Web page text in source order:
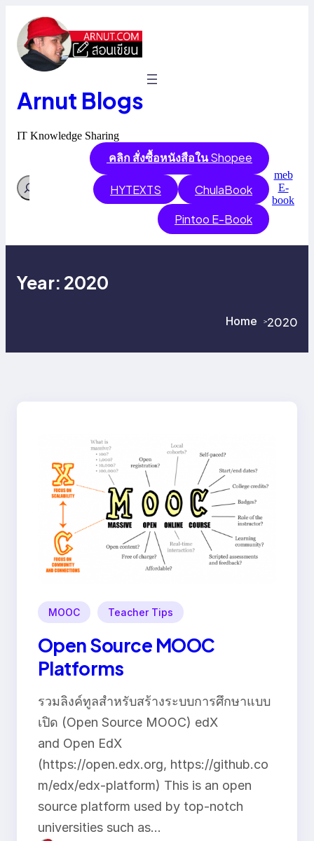
content
Arnut Blogs
IT Knowledge Sharing
Search
คลิก สั่งซื้อหนังสือในShopee
HYTEXTS ChulaBook
Pintoo E-Book
meb
E-
book
Year: 2020
Home >2020
MOOC Teacher Tips
Open Source MOOC
Platforms
รวมลิงค์ทูลสำหรับสร้างระบบการศึกษาแบบ
เปิด (Open Source MOOC) edX
and Open EdX
(https://open.edx.org, https://github.co
m/edx/edx-platform) This is an open
source platform used by top-notch
universities such as…